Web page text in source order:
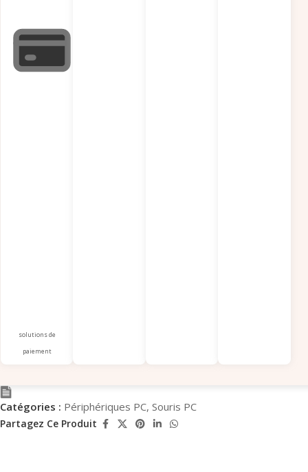
solutions de
paiement
Catégories : Périphériques PC, Souris PC
Partagez Ce Produit